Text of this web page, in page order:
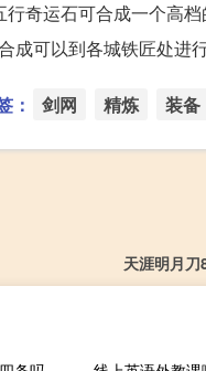
奇运石可合成一个高
成可以到各城铁匠处进行
： 剑网 精炼 装备
天涯明月